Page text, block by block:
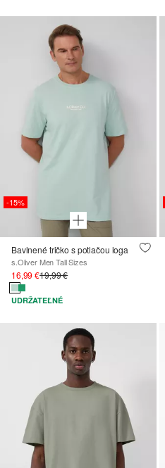
-15%
Bavlnené tričko s potlačou loga
s.Oliver Men Tall Sizes
16,99 €19,99 €
UDRŽATEĽNÉ